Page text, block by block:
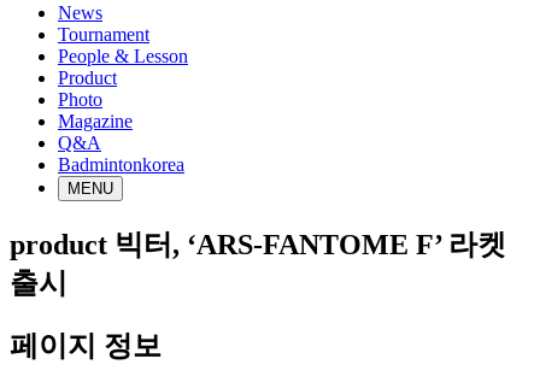
News
Tournament
People & Lesson
Product
Photo
Magazine
Q&A
Badmintonkorea
MENU
product 빅터, ‘ARS-FANTOME F’ 라켓
출시
페이지 정보